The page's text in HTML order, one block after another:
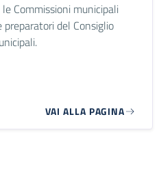
Commissioni municipali
del Consiglio
VAI ALLA PAGINA